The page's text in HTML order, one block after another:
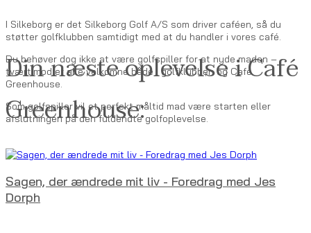
I Silkeborg er det Silkeborg Golf A/S som driver caféen, så du
støtter golfklubben samtidigt med at du handler i vores café.
Du behøver dog ikke at være golfspiller for at nyde maden –
tværtimod er alle velkomne både i golfklubben og Café
Greenhouse.
Som golfspiller vil et perfekt måltid mad være starten eller
afslutningen på den fuldendte golfoplevelse.
Din næste oplevelse i Café
Greenhouse:
Sagen, der ændrede mit liv - Foredrag med Jes
Dorph